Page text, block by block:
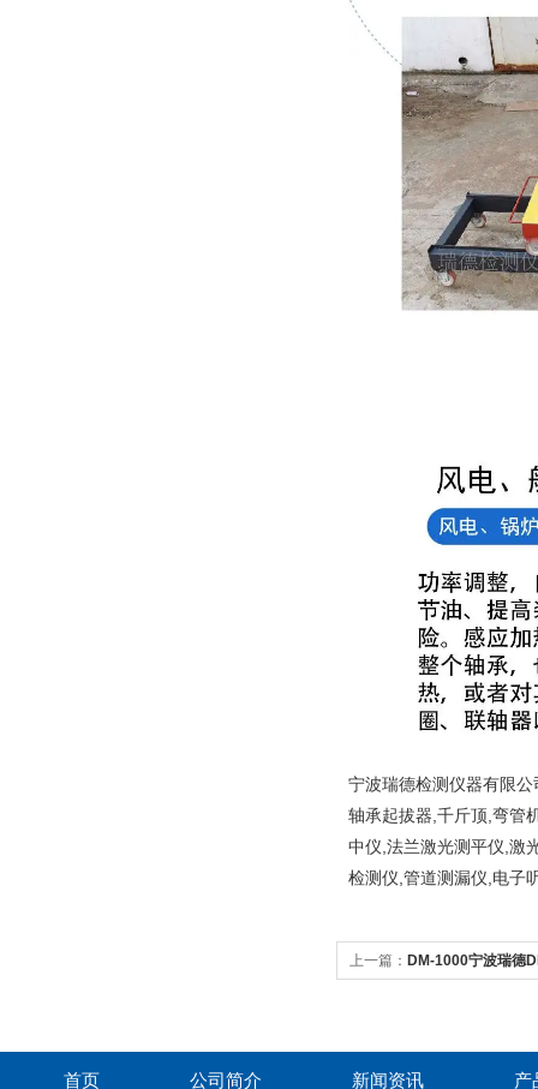
宁波瑞德检测仪器有限
轴承起拔器,千斤顶,弯管
中仪,法兰激光测平仪,激
检测仪,管道测漏仪,电子
上一篇： DM-1000宁波瑞德
首页 公司简介 新闻资讯 产